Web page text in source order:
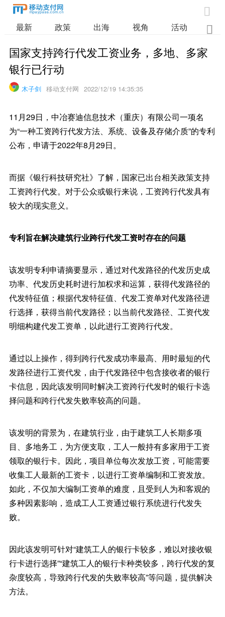

最新 政策 出海 视角 活动 业

国家支持跨行代发工资业务，多地、多家
银行已行动
木子剑 移动支付网 2022/12/19 14:35:35
11月29日，中冶赛迪信息技术（重庆）有限公司一项名
为“一种工资跨行代发方法、系统、设备及存储介质”的专利
公布，申请于2022年8月29日。
而据《银行科技研究社》了解，国家已出台相关政策支持
工资跨行代发。对于公众或银行来说，工资跨行代发具有
较大的现实意义。
专利旨在解决建筑行业跨行代发工资时存在的问题
该发明专利申请摘要显示，通过对代发路径的代发历史成
功率、代发历史耗时进行加权求和运算，获得代发路径的
代发特征值；根据代发特征值、代发工资单对代发路径进
行选择，获得当前代发路径；以当前代发路径、工资代发
明细构建代发工资单，以此进行工资跨行代发。
通过以上操作，得到跨行代发成功率最高、用时最短的代
发路径进行工资代发，由于代发路径中包含接收者的银行
卡信息，因此该发明同时解决工资跨行代发时的银行卡选
择问题和跨行代发失败率较高的问题。
该发明的背景为，在建筑行业，由于建筑工人长期多项
目、多地务工，为方便支取，工人一般持有多家用于工资
领取的银行卡。因此，项目单位每次发放工资，可能需要
收集工人最新的工资卡，以进行工资单编制和工资发放。
如此，不仅加大编制工资单的难度，且受到人为和客观的
多种因素影响，造成工人工资通过银行系统进行代发失
败。
因此该发明可针对“建筑工人的银行卡较多，难以对接收银
行卡进行选择”“建筑工人的银行卡种类较多，跨行代发的复
杂度较高，导致跨行代发的失败率较高”等问题，提供解决
方法。